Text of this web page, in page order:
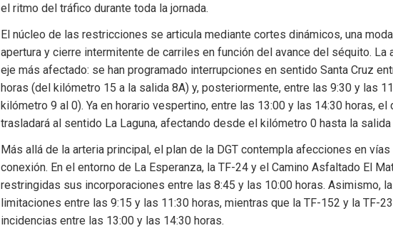
el ritmo del tráfico durante toda la jornada.
El núcleo de las restricciones se articula mediante cortes dinámicos, una
apertura y cierre intermitente de carriles en función del avance del séquito. La
eje más afectado: se han programado interrupciones en sentido Santa Cruz
horas (del kilómetro 15 a la salida 8A) y, posteriormente, entre las 9:30 y las
kilómetro 9 al 0). Ya en horario vespertino, entre las 13:00 y las 14:30 horas,
trasladará al sentido La Laguna, afectando desde el kilómetro 0 hasta la salida
Más allá de la arteria principal, el plan de la DGT contempla afecciones en
conexión. En el entorno de La Esperanza, la TF-24 y el Camino Asfaltado El
restringidas sus incorporaciones entre las 8:45 y las 10:00 horas. Asimismo,
limitaciones entre las 9:15 y las 11:30 horas, mientras que la TF-152 y la TF-
incidencias entre las 13:00 y las 14:30 horas.